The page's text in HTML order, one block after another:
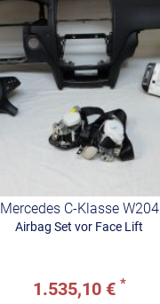
Mercedes C-Klasse W204
Airbag Set vor Face Lift
1.535,10 € *